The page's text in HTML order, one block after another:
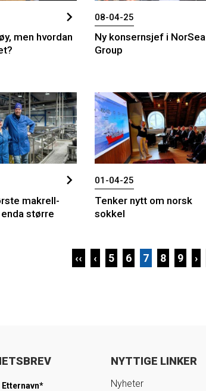
men hvordan
08-04-25
Ny konsernsjef i NorSea
Group
makrell-
større
01-04-25
Tenker nytt om norsk
sokkel
‹‹ ‹ 5 6 7 8 9 ›
Etternavn*
NYTTIGE LINKER
Nyheter